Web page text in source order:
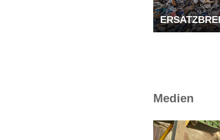
Medien